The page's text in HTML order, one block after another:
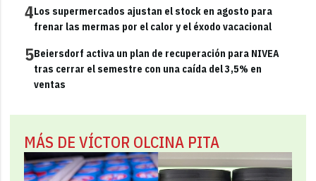
4Los supermercados ajustan el stock en agosto para
frenar las mermas por el calor y el éxodo vacacional
5Beiersdorf activa un plan de recuperación para NIVEA
tras cerrar el semestre con una caída del 3,5% en
ventas
MÁS DE VÍCTOR OLCINA PITA